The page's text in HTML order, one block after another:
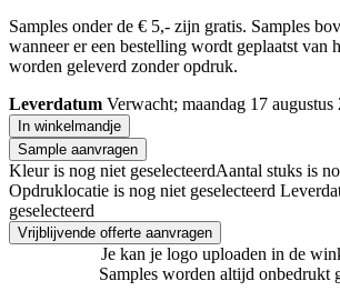
Samples onder de € 5,- zijn gratis. Samples
wanneer er een bestelling wordt geplaatst van
worden geleverd zonder opdruk.
Leverdatum Verwacht; maandag 17 augustus
In winkelmandje
Sample aanvragen
Kleur is nog niet geselecteerdAantal stuks is
Opdruklocatie is nog niet geselecteerd
geselecteerd
Vrijblijvende offerte aanvragen
Je kan je logo uploaden in de
Samples worden altijd onbedrukt